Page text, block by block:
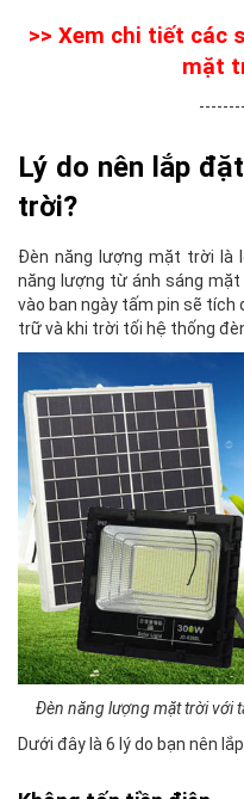
>> Xem chi tiết các
mặt
Lý do nên lắp
trời?
Đèn năng lượng mặt trời là
năng lượng từ ánh sáng
vào ban ngày tấm pin sẽ tích
trữ và khi trời tối hệ thống
Đèn năng lượng mặt trời với
Dưới đây là 6 lý do bạn nên